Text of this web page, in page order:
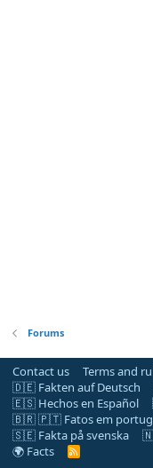
Forums
Contact us Terms and
🇩🇪 Fakten auf Deutsch
🇪🇸 Hechos en Español
🇧🇷 🇵🇹 Fatos em
🇸🇪 Fakta på svenska
🌍 Facts
R